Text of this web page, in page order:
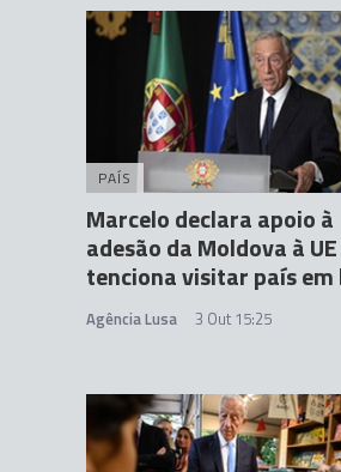
PAÍS
Marcelo declara apoio à
adesão da Moldova à
tenciona visitar país em
Agência Lusa 3 Out 15:25